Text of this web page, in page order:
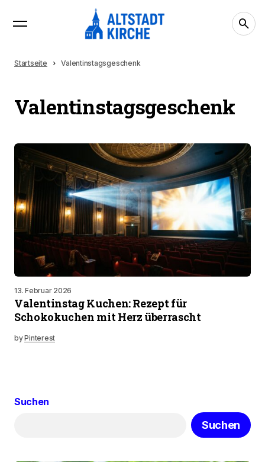
Startseite Valentinstagsgeschenk
Valentinstagsgeschenk
13. Februar 2026
Valentinstag Kuchen: Rezept für
Schokokuchen mit Herz überrascht
byPinterest
Suchen
Suchen